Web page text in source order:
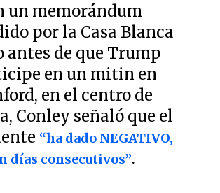
un memorándum
por la Casa Blanca
antes de que Trump
en un mitin en
en el centro de
Conley señaló que el
“ha dado NEGATIVO,
días consecutivos”.